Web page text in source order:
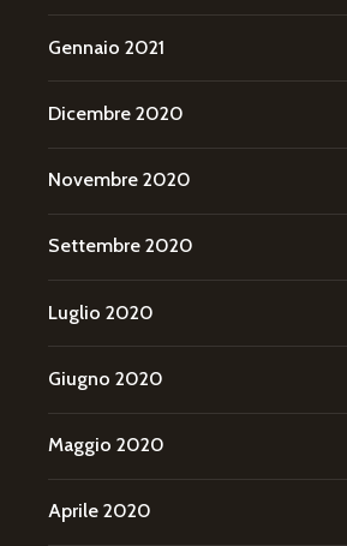
Gennaio 2021
Dicembre 2020
Novembre 2020
Settembre 2020
Luglio 2020
Giugno 2020
Maggio 2020
Aprile 2020